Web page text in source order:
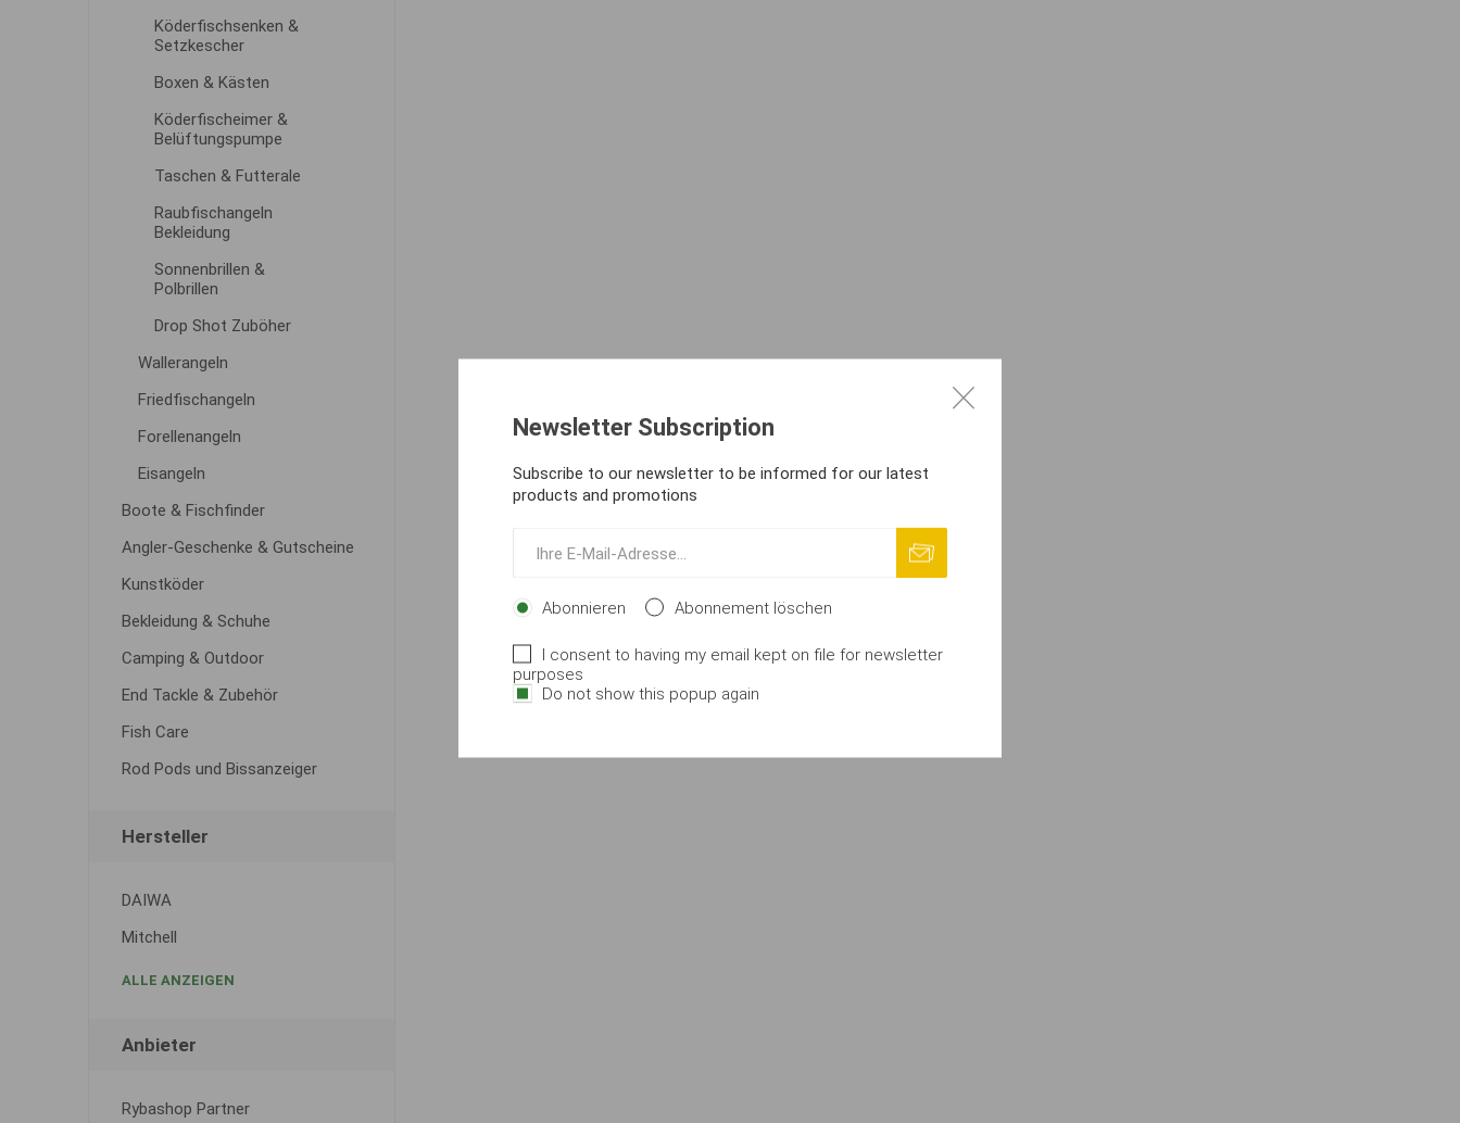
Köderfischsenken &
Setzkescher
Boxen & Kästen
Köderfischeimer &
Belüftungspumpe
Taschen & Futterale
Raubfischangeln
Bekleidung
Sonnenbrillen &
Polbrillen
Drop Shot Zuböher
Wallerangeln
Friedfischangeln
Forellenangeln
Eisangeln
Boote & Fischfinder
Angler-Geschenke & Gutscheine
Kunstköder
Bekleidung & Schuhe
Camping & Outdoor
End Tackle & Zubehör
Fish Care
Rod Pods und Bissanzeiger
Hersteller
DAIWA
Mitchell
ALLE ANZEIGEN
Anbieter
Rybashop Partner
Newsletter Subscription
Subscribe to our newsletter to be informed for our latest
products and promotions
Abonnieren Abonnement löschen
I consent to having my email kept on file for newsletter
purposes
Do not show this popup again